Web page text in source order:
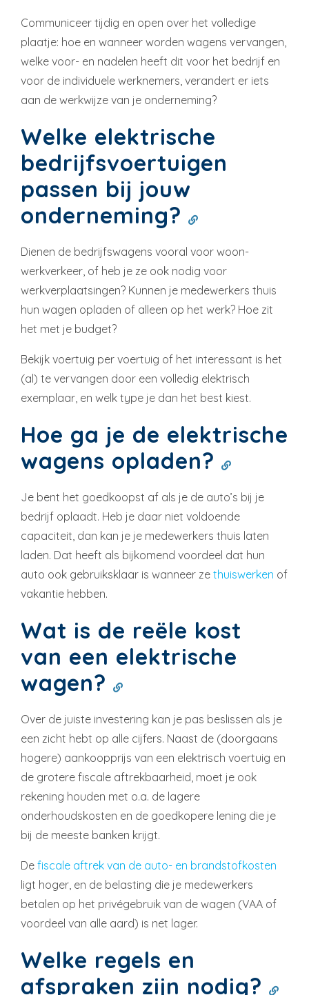
Communiceer tijdig en open over het volledige
plaatje: hoe en wanneer worden wagens vervangen,
welke voor- en nadelen heeft dit voor het bedrijf en
voor de individuele werknemers, verandert er iets
aan de werkwijze van je onderneming?
Welke elektrische
bedrijfsvoertuigen
passen bij jouw
onderneming?
Dienen de bedrijfswagens vooral voor woon-
werkverkeer, of heb je ze ook nodig voor
werkverplaatsingen? Kunnen je medewerkers thuis
hun wagen opladen of alleen op het werk? Hoe zit
het met je budget?
Bekijk voertuig per voertuig of het interessant is het
(al) te vervangen door een volledig elektrisch
exemplaar, en welk type je dan het best kiest.
Hoe ga je de elektrische
wagens opladen?
Je bent het goedkoopst af als je de auto’s bij je
bedrijf oplaadt. Heb je daar niet voldoende
capaciteit, dan kan je je medewerkers thuis laten
laden. Dat heeft als bijkomend voordeel dat hun
auto ook gebruiksklaar is wanneer ze thuiswerken of
vakantie hebben.
Wat is de reële kost
van een elektrische
wagen?
Over de juiste investering kan je pas beslissen als je
een zicht hebt op alle cijfers. Naast de (doorgaans
hogere) aankoopprijs van een elektrisch voertuig en
de grotere fiscale aftrekbaarheid, moet je ook
rekening houden met o.a. de lagere
onderhoudskosten en de goedkopere lening die je
bij de meeste banken krijgt.
De fiscale aftrek van de auto- en brandstofkosten
ligt hoger, en de belasting die je medewerkers
betalen op het privégebruik van de wagen (VAA of
voordeel van alle aard) is net lager.
Welke regels en
afspraken zijn nodig?